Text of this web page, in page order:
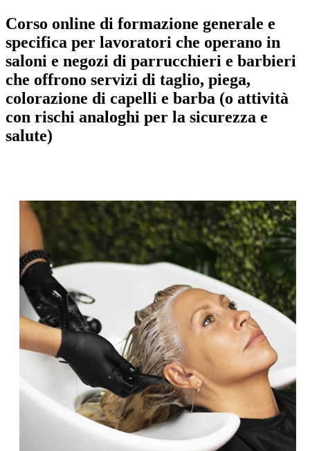
Corso online di formazione generale e
specifica per lavoratori che operano in
saloni e negozi di parrucchieri e barbieri
che offrono servizi di taglio, piega,
colorazione di capelli e barba (o attività
con rischi analoghi per la sicurezza e
salute)